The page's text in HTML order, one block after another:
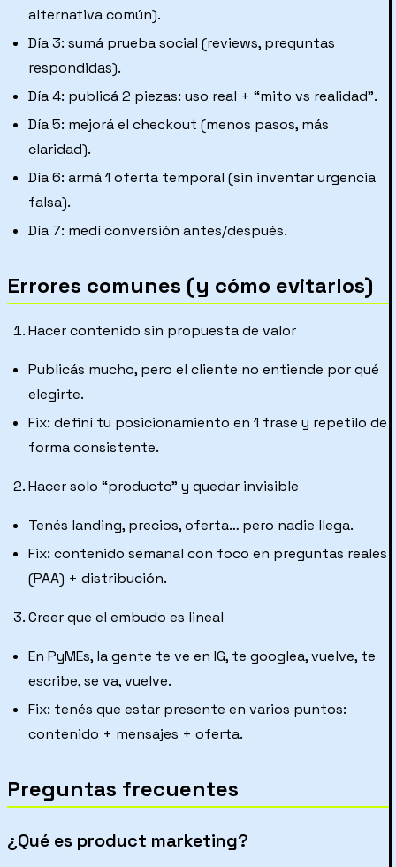
alternativa común).
Día 3: sumá prueba social (reviews, preguntas
respondidas).
Día 4: publicá 2 piezas: uso real + “mito vs realidad”.
Día 5: mejorá el checkout (menos pasos, más
claridad).
Día 6: armá 1 oferta temporal (sin inventar urgencia
falsa).
Día 7: medí conversión antes/después.
Errores comunes (y cómo evitarlos)
Hacer contenido sin propuesta de valor
Publicás mucho, pero el cliente no entiende por qué
elegirte.
Fix: definí tu posicionamiento en 1 frase y repetilo de
forma consistente.
Hacer solo “producto” y quedar invisible
Tenés landing, precios, oferta… pero nadie llega.
Fix: contenido semanal con foco en preguntas reales
(PAA) + distribución.
Creer que el embudo es lineal
En PyMEs, la gente te ve en IG, te googlea, vuelve, te
escribe, se va, vuelve.
Fix: tenés que estar presente en varios puntos:
contenido + mensajes + oferta.
Preguntas frecuentes
¿Qué es product marketing?